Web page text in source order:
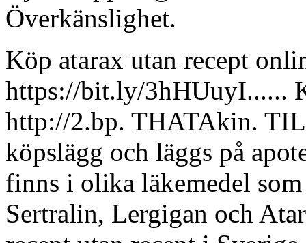
Överkänslighet.
Köp atarax utan recept
https://bit.ly/3hHUuyI......
http://2.bp. THATAkin.
köpslägg och läggs på
finns i olika läkemedel
Sertralin, Lergigan och